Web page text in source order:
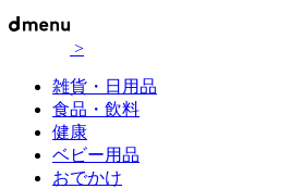
>
雑貨・日用品
食品・飲料
健康
ベビー用品
おでかけ